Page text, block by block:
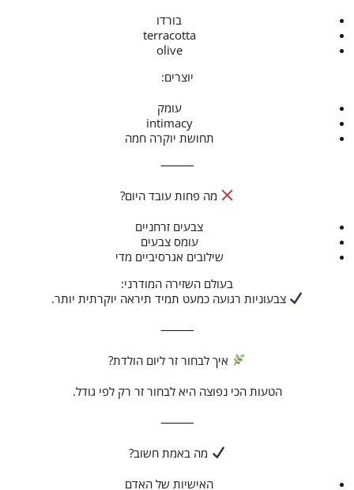
בורדו
terracotta
olive
יוצרים:
עומק
intimacy
תחושת יוקרה חמה
⸻
מה פחות עובד היום?
צבעים זרחניים
עומס צבעים
שילובים אגרסיביים מדי
בעולם השזירה המודרני:
צבעוניות רגועה כמעט תמיד תיראה יוקרתית יותר.
⸻
איך לבחור זר ליום הולדת?
הטעות הכי נפוצה היא לבחור זר רק לפי גודל.
⸻
מה באמת חשוב?
האישיות של האדם